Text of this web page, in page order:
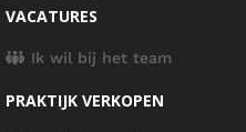
VACATURES
Ik wil bij het team
PRAKTIJK VERKOPEN